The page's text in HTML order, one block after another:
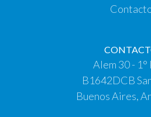
Alem 30 - 1°
B1642DCB
Buenos Aires,